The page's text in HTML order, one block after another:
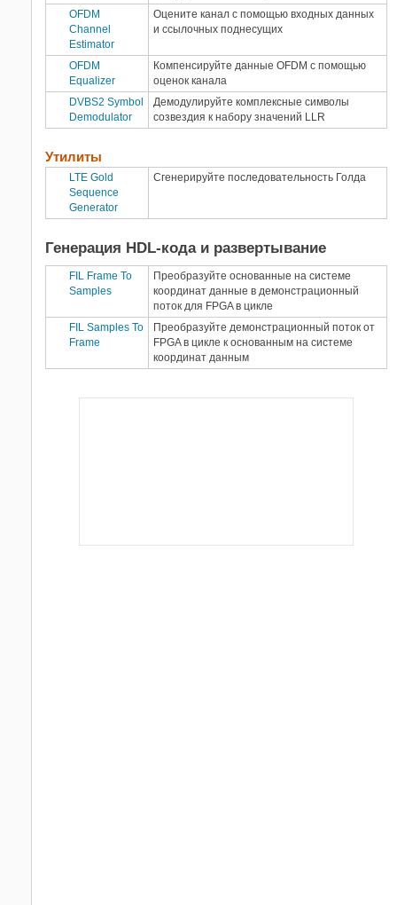
OFDM
Channel
Estimator
Оцените канал с помощью входных данных
и ссылочных поднесущих
OFDM
Equalizer
Компенсируйте данные OFDM с помощью
оценок канала
DVBS2 Symbol
Demodulator
Демодулируйте комплексные символы
созвездия к набору значений LLR
Утилиты
LTE Gold
Sequence
Generator
Сгенерируйте последовательность Голда
Генерация HDL-кода и развертывание
FIL Frame To
Samples
Преобразуйте основанные на системе
координат данные в демонстрационный
поток для FPGA в цикле
FIL Samples To
Frame
Преобразуйте демонстрационный поток от
FPGA в цикле к основанным на системе
координат данным